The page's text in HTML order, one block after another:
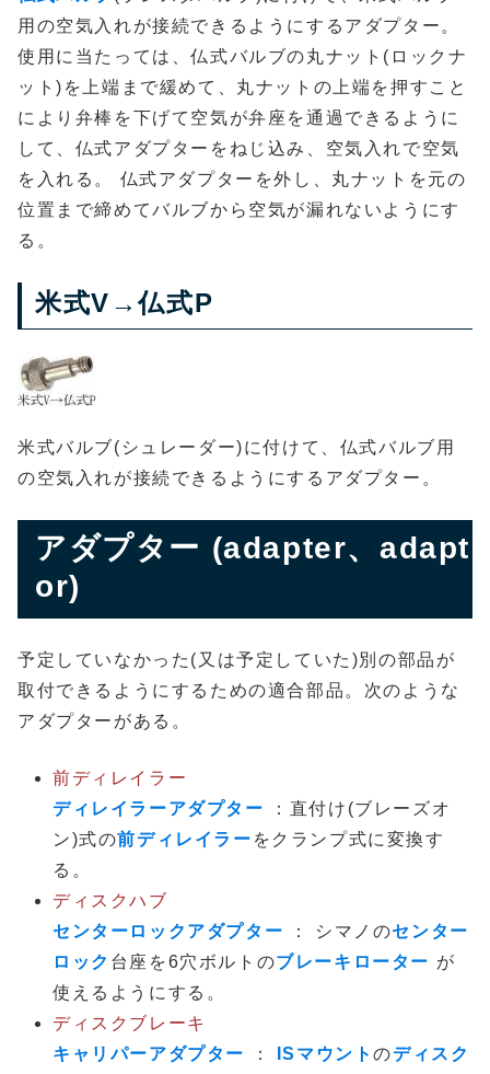
用の空気入れが接続できるようにするアダプター。
使用に当たっては、仏式バルブの丸ナット(ロックナ
ット)を上端まで緩めて、丸ナットの上端を押すこと
により弁棒を下げて空気が弁座を通過できるように
して、仏式アダプターをねじ込み、空気入れで空気
を入れる。 仏式アダプターを外し、丸ナットを元の
位置まで締めてバルブから空気が漏れないようにす
る。
米式V→仏式P
米式バルブ(シュレーダー)に付けて、仏式バルブ用
の空気入れが接続できるようにするアダプター。
アダプター (adapter、adapt
or)
予定していなかった(又は予定していた)別の部品が
取付できるようにするための適合部品。次のような
アダプターがある。
前ディレイラー
ディレイラーアダプター ：直付け(ブレーズオ
ン)式の前ディレイラー をクランプ式に変換す
る。
ディスクハブ
センターロックアダプター ： シマノのセンター
ロック 台座を6穴ボルトのブレーキローター が
使えるようにする。
ディスクブレーキ
キャリパーアダプター
： ISマウントのディスク